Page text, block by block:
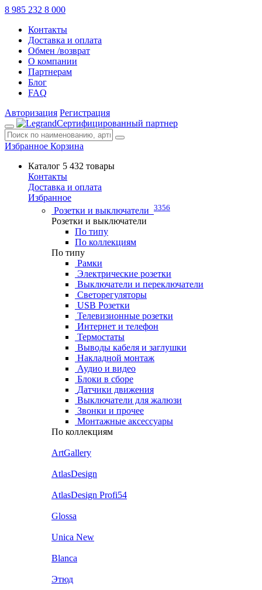
8 985 232 8 000
Контакты
Доставка и оплата
Обмен /возврат
О компании
Партнерам
Блог
FAQ
Авторизация Регистрация
Сертифицированный партнер
Избранное Корзина
Каталог 5 432 товары
Контакты
Доставка и оплата
Избранное
Розетки и выключатели 3356
Розетки и выключатели
По типу
По коллекциям
По типу
Рамки
Электрические розетки
Выключатели и переключатели
Светорегуляторы
USB Розетки
Телевизионные розетки
Интернет и телефон
Термостаты
Выводы кабеля и заглушки
Накладной монтаж
Аудио и видео
Блоки в сборе
Датчики движения
Выключатели для жалюзи
Звонки и прочее
Монтажные аксессуары
По коллекциям
ArtGallery
AtlasDesign
AtlasDesign Profi54
Glossa
Unica New
Blanca
Этюд